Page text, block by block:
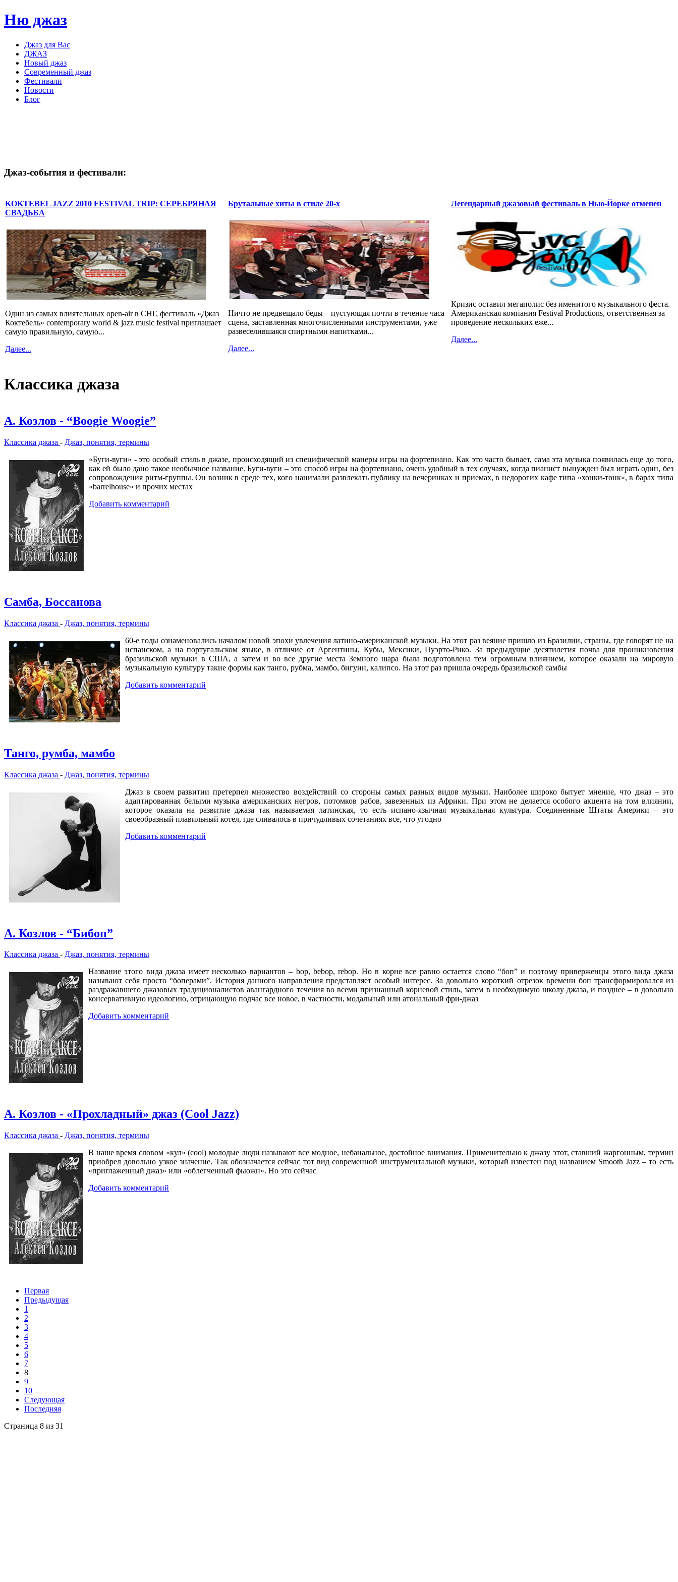
Ню джаз
Джаз для Вас
ДЖАЗ
Новый джаз
Современный джаз
Фестивали
Новости
Блог
Джаз-события и фестивали:
KOKTEBEL JAZZ 2010 FESTIVAL TRIP: СЕРЕБРЯНАЯ
СВАДЬБА
Один из самых влиятельных open-air в СНГ, фестиваль «Джаз
Коктебель» contemporary world & jazz music festival приглашает
самую правильную, самую...
Далее...
Брутальные хиты в стиле 20-х
Ничто не предвещало беды – пустующая почти в течение часа
сцена, заставленная многочисленными инструментами, уже
развеселившаяся спиртными напитками...
Далее...
Легендарный джазовый фестиваль в Нью-Йорке отменен
Кризис оставил мегаполис без именитого музыкального феста.
Американская компания Festival Productions, ответственная за
проведение нескольких еже...
Далее...
Классика джаза
А. Козлов - “Boogie Woogie”
Классика джаза - Джаз, понятия, термины
«Буги-вуги» - это особый стиль в джазе, происходящий из специфической манеры игры на фортепиано. Как это часто бывает, сама эта музыка появилась еще до того,
как ей было дано такое необычное название. Буги-вуги – это способ игры на фортепиано, очень удобный в тех случаях, когда пианист вынужден был играть один, без
сопровождения ритм-группы. Он возник в среде тех, кого нанимали развлекать публику на вечеринках и приемах, в недорогих кафе типа «хонки-тонк», в барах типа
«barrelhouse» и прочих местах
Добавить комментарий
Самба, Боссанова
Классика джаза - Джаз, понятия, термины
60-е годы ознаменовались началом новой эпохи увлечения латино-американской музыки. На этот раз веяние пришло из Бразилии, страны, где говорят не на
испанском, а на португальском языке, в отличие от Аргентины, Кубы, Мексики, Пуэрто-Рико. За предыдущие десятилетия почва для проникновения
бразильской музыки в США, а затем и во все другие места Земного шара была подготовлена тем огромным влиянием, которое оказали на мировую
музыкальную культуру такие формы как танго, рубма, мамбо, бигуин, калипсо. На этот раз пришла очередь бразильской самбы
Добавить комментарий
Танго, румба, мамбо
Классика джаза - Джаз, понятия, термины
Джаз в своем развитии претерпел множество воздействий со стороны самых разных видов музыки. Наиболее широко бытует мнение, что джаз – это
адаптированная белыми музыка американских негров, потомков рабов, завезенных из Африки. При этом не делается особого акцента на том влиянии,
которое оказала на развитие джаза так называемая латинская, то есть испано-язычная музыкальная культура. Соединенные Штаты Америки – это
своеобразный плавильный котел, где сливалось в причудливых сочетаниях все, что угодно
Добавить комментарий
А. Козлов - “Бибоп”
Классика джаза - Джаз, понятия, термины
Название этого вида джаза имеет несколько вариантов – bop, bebop, rebop. Но в корне все равно остается слово “боп” и поэтому приверженцы этого вида джаза
называют себя просто “боперами”. История данного направления представляет особый интерес. За довольно короткий отрезок времени боп трансформировался из
раздражавшего джазовых традиционалистов авангардного течения во всеми признанный корневой стиль, затем в необходимую школу джаза, и позднее – в довольно
консервативную идеологию, отрицающую подчас все новое, в частности, модальный или атональный фри-джаз
Добавить комментарий
А. Козлов - «Прохладный» джаз (Cool Jazz)
Классика джаза - Джаз, понятия, термины
В наше время словом «кул» (cool) молодые люди называют все модное, небанальное, достойное внимания. Применительно к джазу этот, ставший жаргонным, термин
приобрел довольно узкое значение. Так обозначается сейчас тот вид современной инструментальной музыки, который известен под названием Smooth Jazz – то есть
«приглаженный джаз» или «облегченный фьюжн». Но это сейчас
Добавить комментарий
Первая
Предыдущая
1
2
3
4
5
6
7
8
9
10
Следующая
Последняя
Страница 8 из 31